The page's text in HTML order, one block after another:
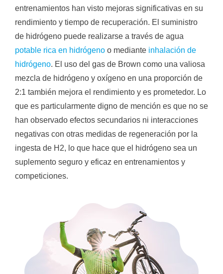
entrenamientos han visto mejoras significativas en su
rendimiento y tiempo de recuperación. El suministro
de hidrógeno puede realizarse a través de agua
potable rica en hidrógenoo mediante inhalación de
hidrógeno. El uso del gas de Brown como una valiosa
mezcla de hidrógeno y oxígeno en una proporción de
2:1 también mejora el rendimiento y es prometedor. Lo
que es particularmente digno de mención es que no se
han observado efectos secundarios ni interacciones
negativas con otras medidas de regeneración por la
ingesta de H2, lo que hace que el hidrógeno sea un
suplemento seguro y eficaz en entrenamientos y
competiciones.